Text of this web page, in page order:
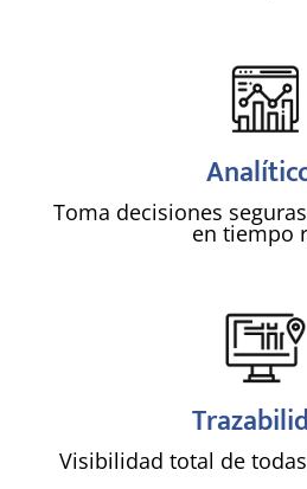
!
Toma decisiones
en tiempo
!
Visibilidad total de